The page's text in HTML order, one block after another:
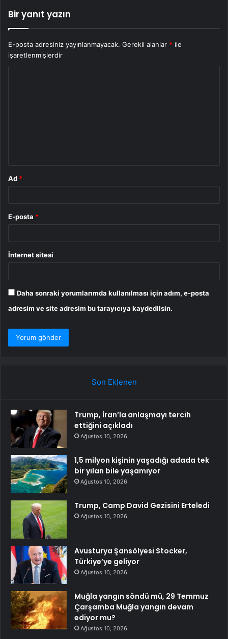
Bir yanıt yazın
E-posta adresiniz yayınlanmayacak. Gerekli alanlar * ile
işaretlenmişlerdir
Ad *
E-posta *
İnternet sitesi
Daha sonraki yorumlarımda kullanılması için adım, e-posta
adresim ve site adresim bu tarayıcıya kaydedilsin.
Son Eklenen
Trump, İran’la anlaşmayı tercih
ettiğini açıkladı
Ağustos 10, 2026
1,5 milyon kişinin yaşadığı adada tek
bir yılan bile yaşamıyor
Ağustos 10, 2026
Trump, Camp David Gezisini Erteledi
Ağustos 10, 2026
Avusturya Şansölyesi Stocker,
Türkiye’ye geliyor
Ağustos 10, 2026
Muğla yangın söndü mü, 29 Temmuz
Çarşamba Muğla yangın devam
ediyor mu?
Ağustos 10, 2026